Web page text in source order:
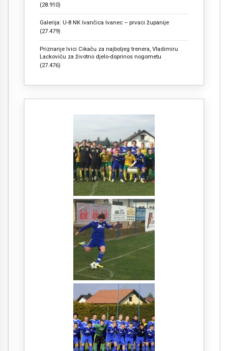
(28.910)
Galerija: U-8 NK Ivančica Ivanec – prvaci županije
(27.479)
Priznanje Ivici Cikaču za najboljeg trenera, Vladimiru
Lackoviću za životno djelo-doprinos nogometu
(27.476)